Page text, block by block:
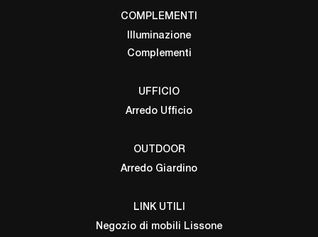
COMPLEMENTI
Illuminazione
Complementi
UFFICIO
Arredo Ufficio
OUTDOOR
Arredo Giardino
LINK UTILI
Negozio di mobili Lissone